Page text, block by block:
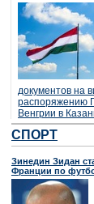
документов на
распоряжению
Венгрии в
СПОРТ
Зинедин Зидан
Франции по